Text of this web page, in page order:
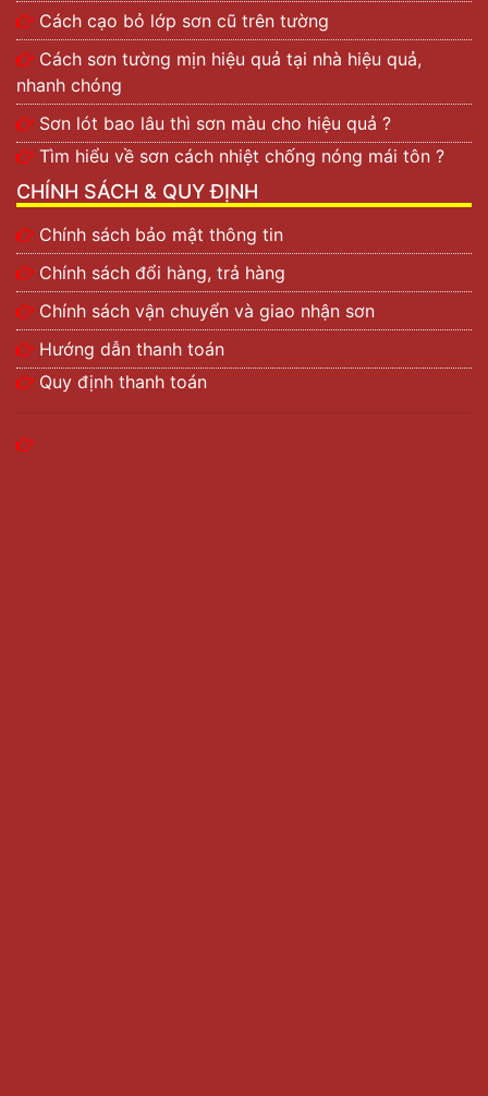
Cách cạo bỏ lớp sơn cũ trên tường
Cách sơn tường mịn hiệu quả tại nhà hiệu quả,
nhanh chóng
Sơn lót bao lâu thì sơn màu cho hiệu quả ?
Tìm hiểu về sơn cách nhiệt chống nóng mái tôn ?
CHÍNH SÁCH & QUY ĐỊNH
Chính sách bảo mật thông tin
Chính sách đổi hàng, trả hàng
Chính sách vận chuyển và giao nhận sơn
Hướng dẫn thanh toán
Quy định thanh toán